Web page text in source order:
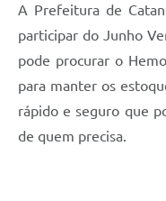
A Prefeitura de
participar do Junho
pode procurar o
para manter os
rápido e seguro que
de quem precisa.